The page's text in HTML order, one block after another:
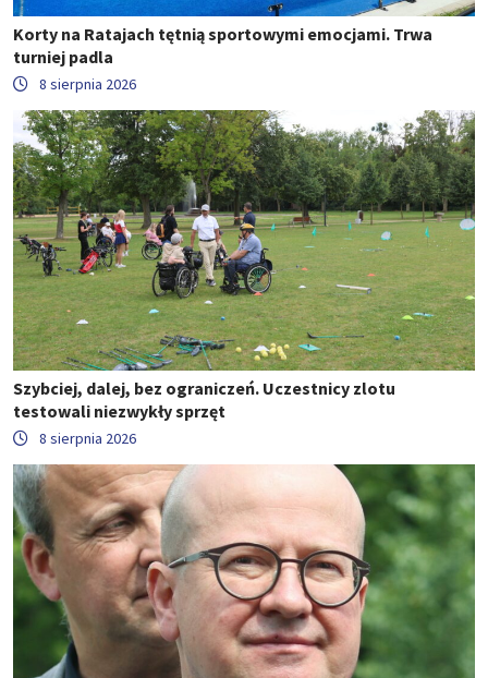
Korty na Ratajach tętnią sportowymi emocjami. Trwa
turniej padla
8 sierpnia 2026
Szybciej, dalej, bez ograniczeń. Uczestnicy zlotu
testowali niezwykły sprzęt
8 sierpnia 2026